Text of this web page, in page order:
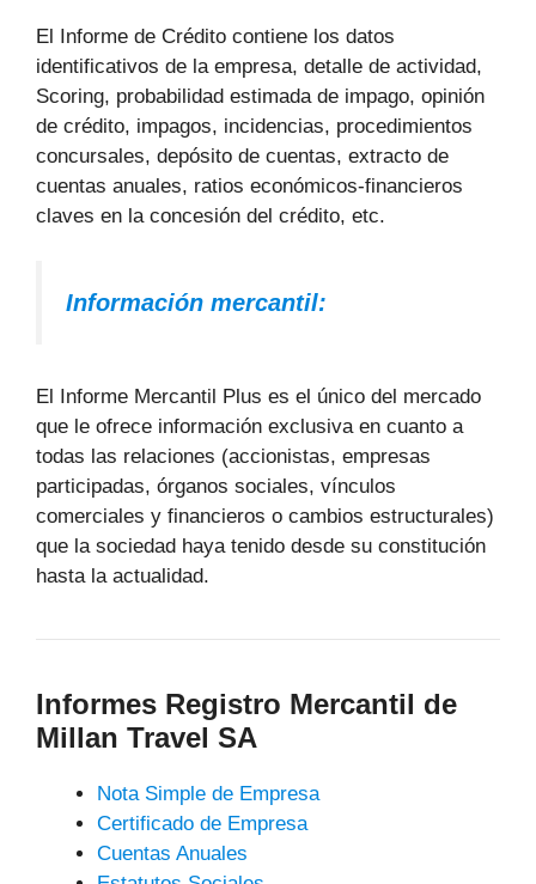
El Informe de Crédito contiene los datos
identificativos de la empresa, detalle de actividad,
Scoring, probabilidad estimada de impago, opinión
de crédito, impagos, incidencias, procedimientos
concursales, depósito de cuentas, extracto de
cuentas anuales, ratios económicos-financieros
claves en la concesión del crédito, etc.
Información mercantil:
El Informe Mercantil Plus es el único del mercado
que le ofrece información exclusiva en cuanto a
todas las relaciones (accionistas, empresas
participadas, órganos sociales, vínculos
comerciales y financieros o cambios estructurales)
que la sociedad haya tenido desde su constitución
hasta la actualidad.
Informes Registro Mercantil de
Millan Travel SA
Nota Simple de Empresa
Certificado de Empresa
Cuentas Anuales